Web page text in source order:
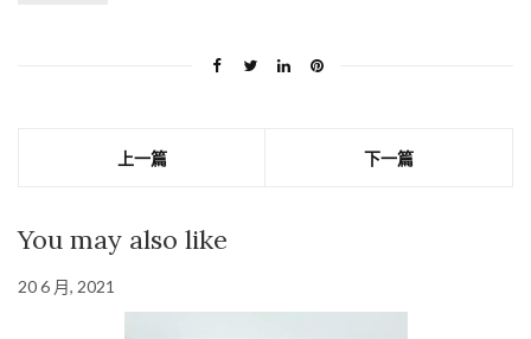
上一篇 下一篇
You may also like
20 6 月, 2021